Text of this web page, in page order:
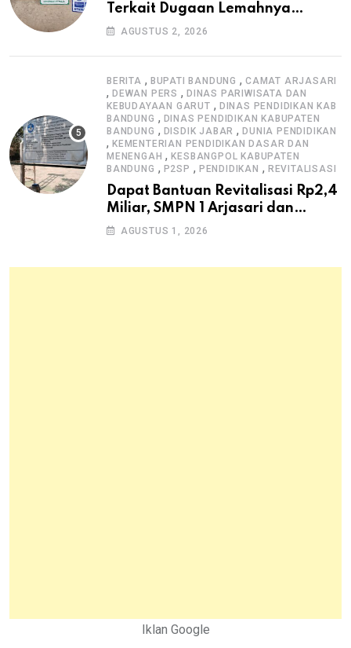
Terkait Dugaan Lemahnya
Pengawasan K3
AGUSTUS 2, 2026
BERITA , BUPATI BANDUNG ,CAMAT ARJASARI
, DEWAN PERS , DINAS PARIWISATA DAN
KEBUDAYAAN GARUT , DINAS PENDIDIKAN KAB
BANDUNG , DINAS PENDIDIKAN KABUPATEN
BANDUNG , DISDIK JABAR ,DUNIA PENDIDIKAN
, KEMENTERIAN PENDIDIKAN DASAR DAN
MENENGAH ,KESBANGPOL KABUPATEN
BANDUNG , P2SP , PENDIDIKAN , REVITALISASI
Dapat Bantuan Revitalisasi Rp2,4
Miliar, SMPN 1 Arjasari dan
Masyarakat Sambut Antusias
AGUSTUS 1, 2026
Iklan Google